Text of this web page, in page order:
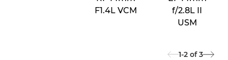
F1.4L VCM
f/2.8L II
USM
1-2 of 3